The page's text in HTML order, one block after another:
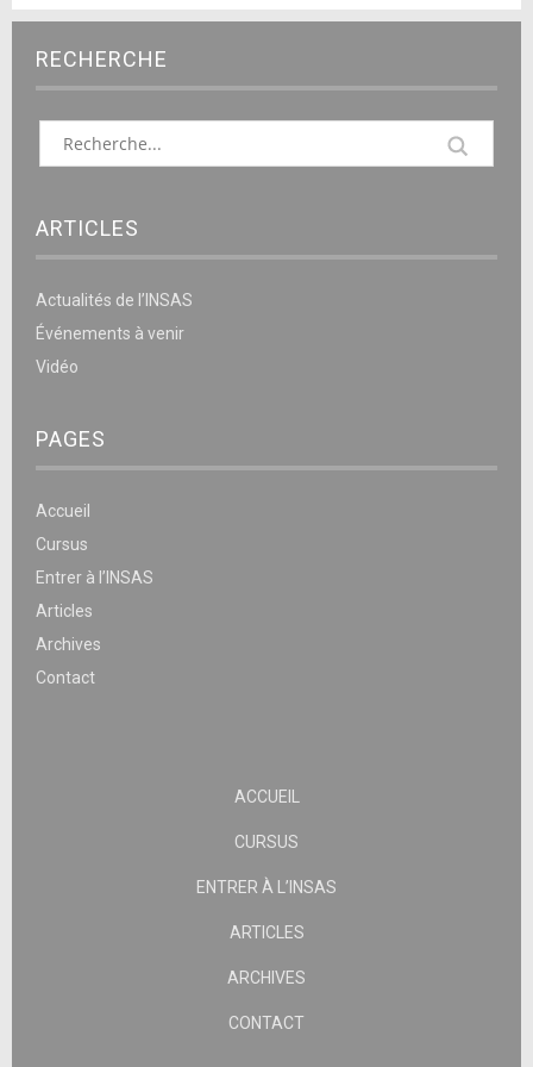
RECHERCHE
ARTICLES
Actualités de l’INSAS
Événements à venir
Vidéo
PAGES
Accueil
Cursus
Entrer à l’INSAS
Articles
Archives
Contact
ACCUEIL
CURSUS
ENTRER À L’INSAS
ARTICLES
ARCHIVES
CONTACT